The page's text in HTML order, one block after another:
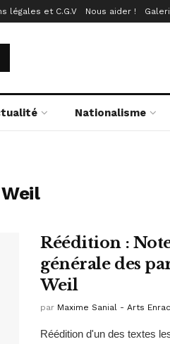
légales et C.G.V Nous aider !
Nationalisme
Réédition :
générale des
Weil
par Maxime Sanial - Arts
Réédition d'un des textes